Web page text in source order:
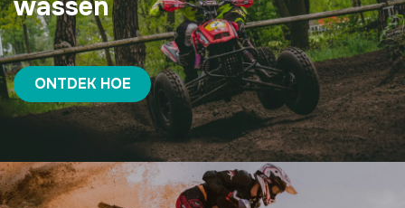
ONTDEK HOE